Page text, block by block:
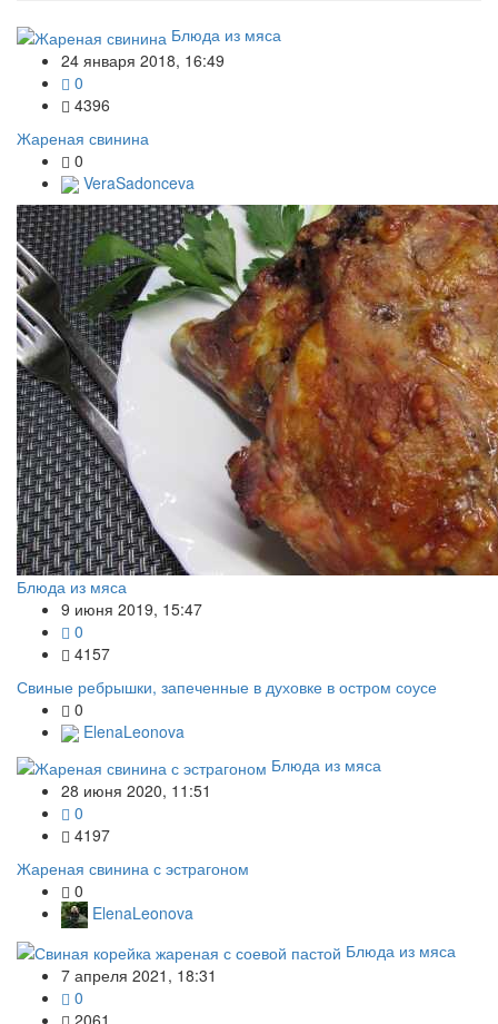
Блюда из мяса
24 января 2018, 16:49
0
4396
Жареная свинина
0
VeraSadonceva
Блюда из мяса
9 июня 2019, 15:47
0
4157
Свиные ребрышки, запеченные в духовке в остром соусе
0
ElenaLeonova
Блюда из мяса
28 июня 2020, 11:51
0
4197
Жареная свинина с эстрагоном
0
ElenaLeonova
Блюда из мяса
7 апреля 2021, 18:31
0